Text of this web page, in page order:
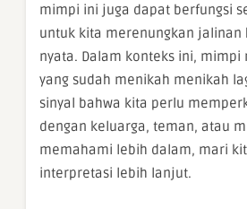
mimpi ini juga dapat berfungsi
untuk kita merenungkan jalinan
nyata. Dalam konteks ini, mimpi
yang sudah menikah menikah
sinyal bahwa kita perlu
dengan keluarga, teman, atau
memahami lebih dalam, mari
interpretasi lebih lanjut.